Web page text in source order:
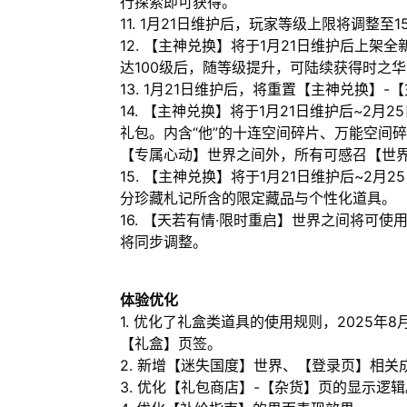
11. 1月21日维护后，玩家等级上限将调整至
12. 【主神兑换】将于1月21日维护后上架
达100级后，随等级提升，可陆续获得时之
13. 1月21日维护后，将重置【主神兑换】-
14. 【主神兑换】将于1月21日维护后~2月
礼包。内含“他”的十连空间碎片、万能空间
【专属心动】世界之间外，所有可感召【世
15. 【主神兑换】将于1月21日维护后~2月
分珍藏札记所含的限定藏品与个性化道具。
16. 【天若有情·限时重启】世界之间将可使
将同步调整。
体验优化
1. 优化了礼盒类道具的使用规则，2025年8
【礼盒】页签。
2. 新增【迷失国度】世界、【登录页】相关
3. 优化【礼包商店】-【杂货】页的显示逻